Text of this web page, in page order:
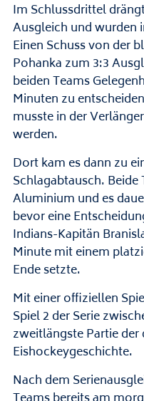
Im Schlussdrittel
Ausgleich und wurden
Einen Schuss von der
Pohanka zum 3:3
beiden Teams
Minuten zu
musste in der
werden.
Dort kam es dann zu
Schlagabtausch.
Aluminium und es
bevor eine
Indians-Kapitän
Minute mit einem
Ende setzte.
Mit einer offiziellen
Spiel 2 der Serie
zweitlängste Partie der
Eishockeygeschichte.
Nach dem